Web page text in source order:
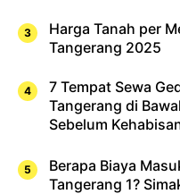
Harga Tanah per
Tangerang 2025
7 Tempat Sewa
Tangerang di
Sebelum
Berapa Biaya
Tangerang 1?